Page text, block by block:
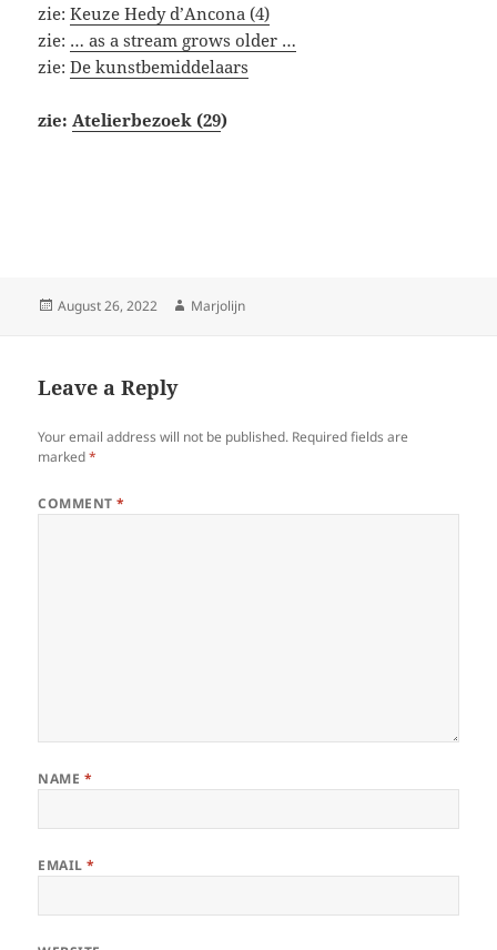
zie:Keuze Hedy d’Ancona (4)
zie: … as a stream grows older …
zie:De kunstbemiddelaars
zie: Atelierbezoek (29)
Posted
August 26, 2022 Author
Marjolijn
Leave a Reply
Your email address will not be published. Required fields are
marked*
COMMENT*
NAME *
EMAIL*